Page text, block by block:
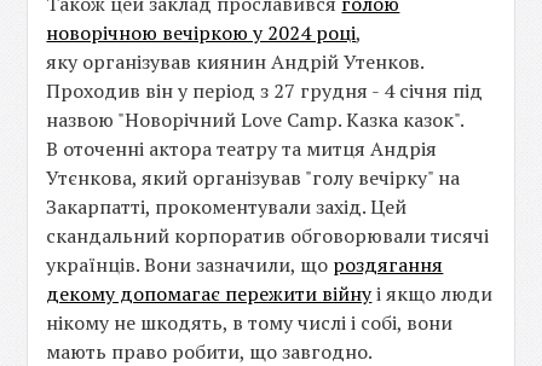
новорічною вечіркою у 2024 році,
яку організував киянин Андрій Утенков.
Проходив він у період з 27 грудня - 4 січня під
назвою "Новорічний Love Camp. Казка казок".
В оточенні актора театру та митця Андрія
Утєнкова, який організував "голу вечірку" на
Закарпатті, прокоментували захід. Цей
скандальний корпоратив обговорювали тисячі
українців. Вони зазначили, що роздягання
декому допомагає пережити війнуі якщо люди
нікому не шкодять, в тому числі і собі, вони
мають право робити, що завгодно.